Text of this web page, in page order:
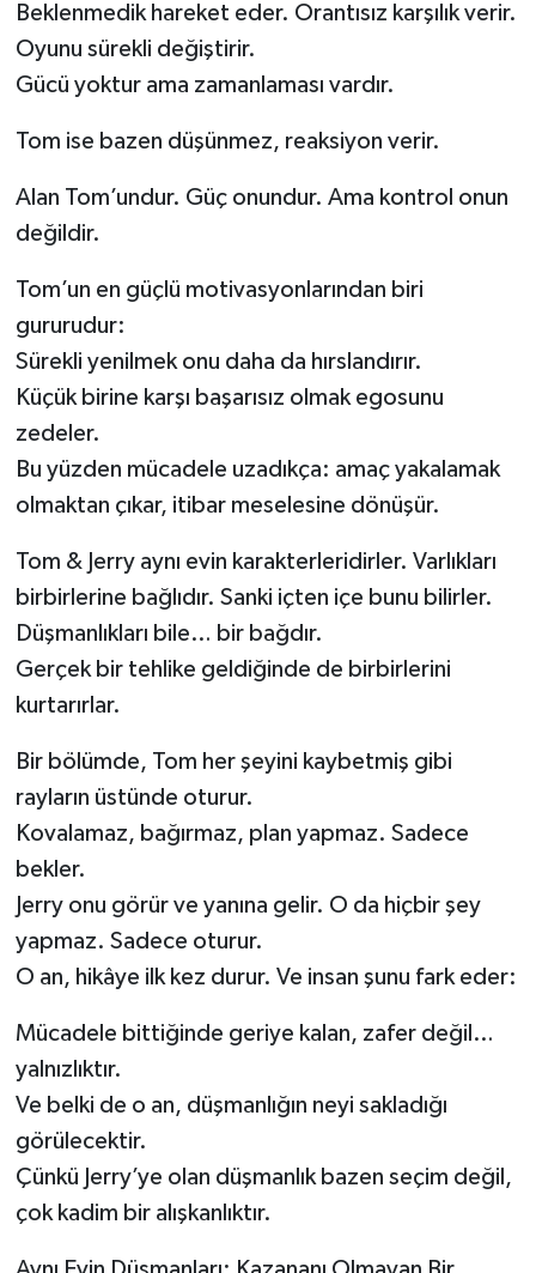
Beklenmedik hareket eder. Orantısız karşılık verir.
Oyunu sürekli değiştirir.
Gücü yoktur ama zamanlaması vardır.
Tom ise bazen düşünmez, reaksiyon verir.
Alan Tom’undur. Güç onundur. Ama kontrol onun
değildir.
Tom’un en güçlü motivasyonlarından biri
gururudur:
Sürekli yenilmek onu daha da hırslandırır.
Küçük birine karşı başarısız olmak egosunu
zedeler.
Bu yüzden mücadele uzadıkça: amaç yakalamak
olmaktan çıkar, itibar meselesine dönüşür.
Tom & Jerry aynı evin karakterleridirler. Varlıkları
birbirlerine bağlıdır. Sanki içten içe bunu bilirler.
Düşmanlıkları bile… bir bağdır.
Gerçek bir tehlike geldiğinde de birbirlerini
kurtarırlar.
Bir bölümde, Tom her şeyini kaybetmiş gibi
rayların üstünde oturur.
Kovalamaz, bağırmaz, plan yapmaz. Sadece
bekler.
Jerry onu görür ve yanına gelir. O da hiçbir şey
yapmaz. Sadece oturur.
O an, hikâye ilk kez durur. Ve insan şunu fark eder:
Mücadele bittiğinde geriye kalan, zafer değil…
yalnızlıktır.
Ve belki de o an, düşmanlığın neyi sakladığı
görülecektir.
Çünkü Jerry’ye olan düşmanlık bazen seçim değil,
çok kadim bir alışkanlıktır.